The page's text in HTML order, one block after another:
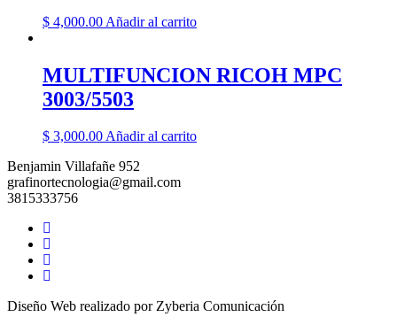
$ 4,000.00 Añadir al carrito
MULTIFUNCION RICOH MPC
3003/5503
$ 3,000.00Añadir al carrito
Benjamin Villafañe 952
grafinortecnologia@gmail.com
3815333756
Enlace
de
Facebook
Enlace
de
Twitter
Enlace
de
Enlace
instagram
Diseño Web realizado por Zyberia Comunicación